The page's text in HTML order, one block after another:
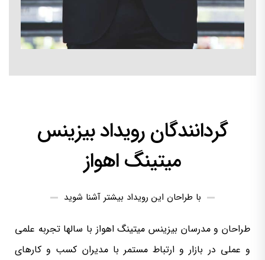
گردانندگان رویداد بیزینس
میتینگ اهواز
با طراحان این رویداد بیشتر آشنا شوید
طراحان و مدرسان بیزینس میتینگ اهواز با سالها تجربه علمی
و عملی در بازار و ارتباط مستمر با مدیران کسب و کارهای